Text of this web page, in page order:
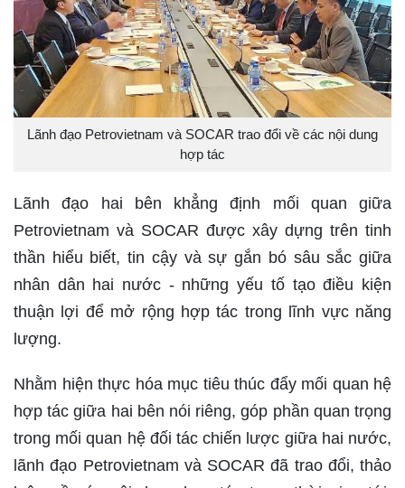
Lãnh đạo Petrovietnam và SOCAR trao đổi về các nội dung
hợp tác
Lãnh đạo hai bên khẳng định mối quan giữa
Petrovietnam và SOCAR được xây dựng trên tinh
thần hiểu biết, tin cậy và sự gắn bó sâu sắc giữa
nhân dân hai nước - những yếu tố tạo điều kiện
thuận lợi để mở rộng hợp tác trong lĩnh vực năng
lượng.
Nhằm hiện thực hóa mục tiêu thúc đẩy mối quan hệ
hợp tác giữa hai bên nói riêng, góp phần quan trọng
trong mối quan hệ đối tác chiến lược giữa hai nước,
lãnh đạo Petrovietnam và SOCAR đã trao đổi, thảo